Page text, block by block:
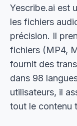
Yescribe.ai est
les fichiers
précision. Il
fichiers (MP4,
fournit des
dans 98
utilisateurs, il
tout le contenu